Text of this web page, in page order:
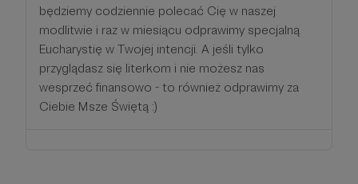
będziemy codziennie polecać Cię w naszej
modlitwie i raz w miesiącu odprawimy specjalną
Eucharystię w Twojej intencji. A jeśli tylko
przyglądasz się literkom i nie możesz nas
wesprzeć finansowo - to również odprawimy za
Ciebie Msze Świętą :)